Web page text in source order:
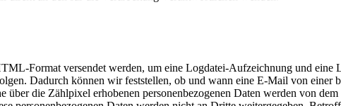
Format versendet werden, um eine Logdatei-Aufzeichnung und eine
Dadurch können wir feststellen, ob und wann eine E-Mail von einer
die Zählpixel erhobenen personenbezogenen Daten werden von